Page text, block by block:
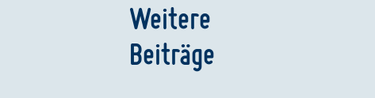
Weitere
Beiträge